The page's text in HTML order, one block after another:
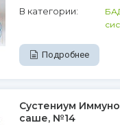
В категории:
Подробнее
Сустениум
саше, №14